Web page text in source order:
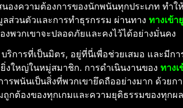
องความต้องการของนักพนันทุกประเภท ทำใ
ส่วนตัวและการทำธุรกรรม ผ่านทาง ทางเข้
พวกเขาจะปลอดภัยและคงไว้ได้อย่างมั่นคง
การที่เป็นมิตร, อยู่ที่นี่เพื่อช่วยเสมอ และมีก
งใหญ่ในหมู่สมาชิก. การดำเนินงานของ ทาง
พนันเป็นสิ่งที่พวกเขายึดถืออย่างมาก ด้วยก
กต้องของทุกเกมและความยุติธรรมของทุกผ